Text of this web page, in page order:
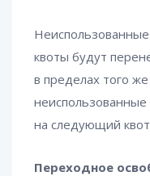
квоты будут
в пределах того
на следующий
Переходное